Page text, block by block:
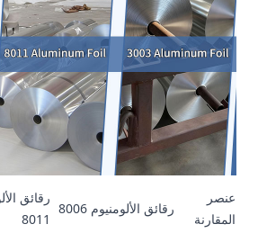
عنصر
المقارنة
رقائق الألومنيوم 8006
رقائق
8011